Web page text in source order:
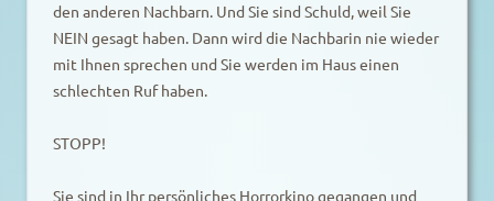
den anderen Nachbarn. Und Sie sind Schuld, weil Sie
NEIN gesagt haben. Dann wird die Nachbarin nie wieder
mit Ihnen sprechen und Sie werden im Haus einen
schlechten Ruf haben.
STOPP!
Sie sind in Ihr persönliches Horrorkino gegangen und